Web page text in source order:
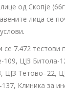
од Скопје
лица се
се 7.472 тестови
109, ЦЈЗ Битола-
ЦЈЗ Тетово–22,
Клиника за